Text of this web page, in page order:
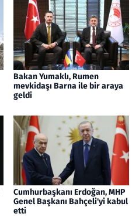
Bakan Yumaklı, Rumen
mevkidaşı Barna ile bir araya
geldi
Cumhurbaşkanı Erdoğan, MHP
Genel Başkanı Bahçeli'yi kabul
etti